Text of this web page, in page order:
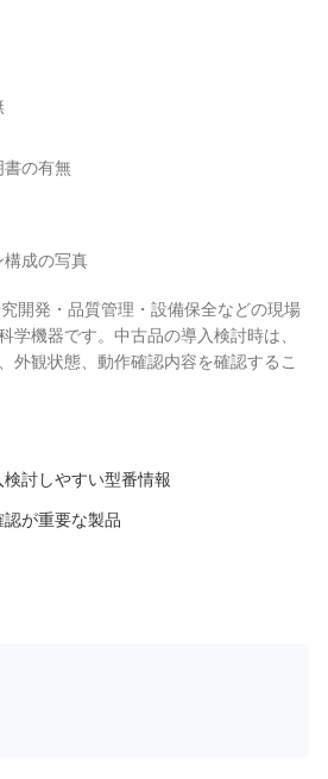
の有無
成の写真
開発・品質管理・設備保全などの現場
学機器です。中古品の導入検討時は、
外観状態、動作確認内容を確認するこ
討しやすい型番情報
が重要な製品